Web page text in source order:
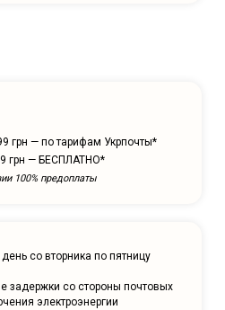
грн — по тарифам Укрпочты*
грн — БЕСПЛАТНО*
100% предоплаты
со вторника по пятницу
задержки со стороны почтовых
электроэнергии